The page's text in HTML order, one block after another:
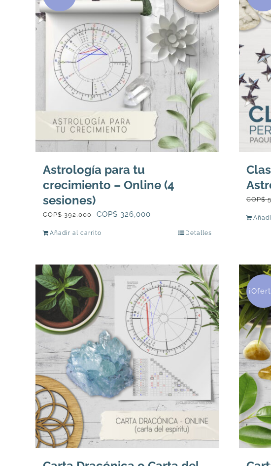
Astrología para tu
crecimiento – Online (4
sesiones)
COP$392,000
El
COP$
392,000.
COP$ 326,000
COP$
326,000.
Añadir al carrito Detalles
COP$